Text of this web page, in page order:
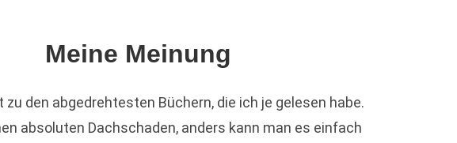
Meine Meinung
zu den abgedrehtesten Büchern, die ich je gelesen habe.
absoluten Dachschaden, anders kann man es einfach